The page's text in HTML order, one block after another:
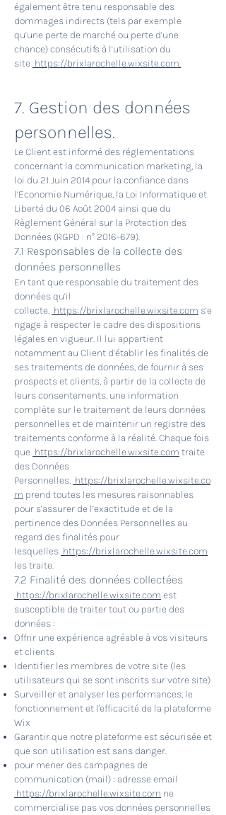
également être tenu responsable des
dommages indirects (tels par exemple
qu’une perte de marché ou perte d’une
chance) consécutifs à l’utilisation du
site https://brixlarochelle.wixsite.com.
7. Gestion des données
personnelles.
Le Client est informé des réglementations
concernant la communication marketing, la
loi du 21 Juin 2014 pour la confiance dans
l’Economie Numérique, la Loi Informatique et
Liberté du 06 Août 2004 ainsi que du
Règlement Général sur la Protection des
Données (RGPD : n° 2016-679).
7.1 Responsables de la collecte des
données personnelles
En tant que responsable du traitement des
données qu’il
collecte, https://brixlarochelle.wixsite.com s’e
ngage à respecter le cadre des dispositions
légales en vigueur. Il lui appartient
notamment au Client d’établir les finalités de
ses traitements de données, de fournir à ses
prospects et clients, à partir de la collecte de
leurs consentements, une information
complète sur le traitement de leurs données
personnelles et de maintenir un registre des
traitements conforme à la réalité. Chaque fois
que https://brixlarochelle.wixsite.com traite
des Données
Personnelles, https://brixlarochelle.wixsite.co
m prend toutes les mesures raisonnables
pour s’assurer de l’exactitude et de la
pertinence des Données Personnelles au
regard des finalités pour
lesquelles https://brixlarochelle.wixsite.com
les traite.
7.2 Finalité des données collectées
https://brixlarochelle.wixsite.com est
susceptible de traiter tout ou partie des
données :
Offrir une expérience agréable à vos visiteurs
et clients
Identifier les membres de votre site (les
utilisateurs qui se sont inscrits sur votre site)
Surveiller et analyser les performances, le
fonctionnement et l'efficacité de la plateforme
Wix
Garantir que notre plateforme est sécurisée et
que son utilisation est sans danger.
pour mener des campagnes de
communication (mail) : adresse email
https://brixlarochelle.wixsite.com ne
commercialise pas vos données personnelles